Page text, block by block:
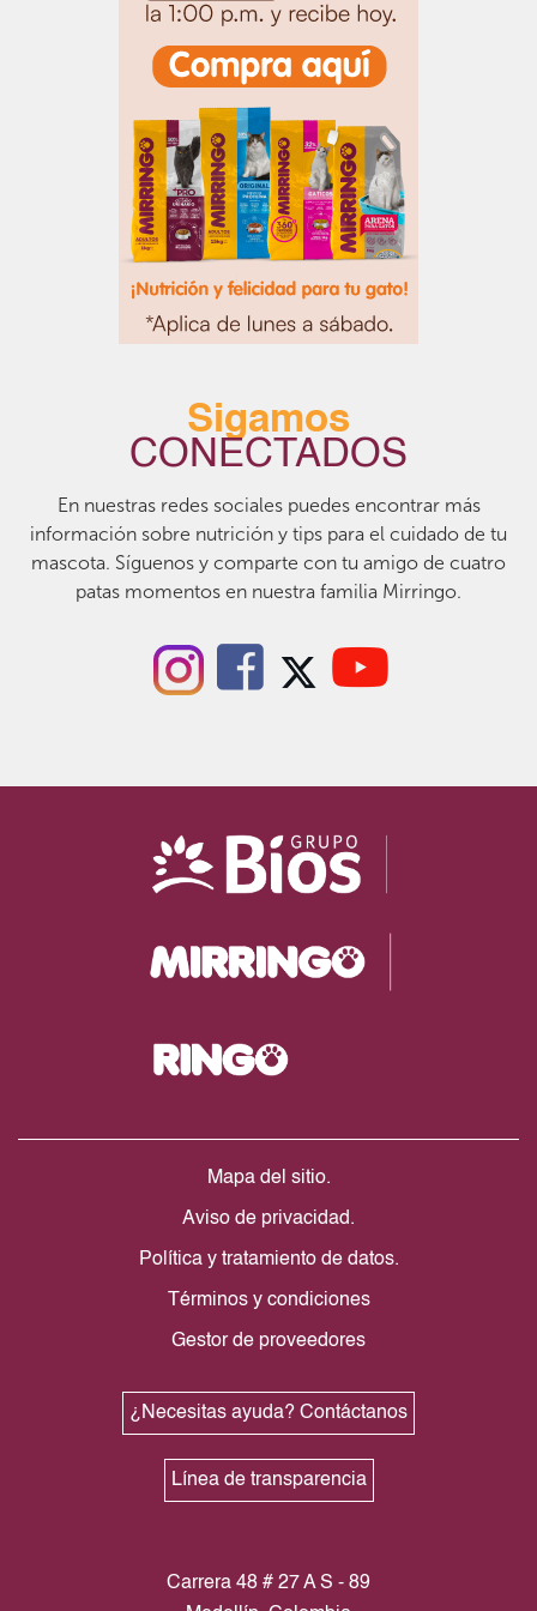
Sigamos
CONECTADOS
En nuestras redes sociales puedes encontrar más
información sobre nutrición y tips para el cuidado de tu
mascota. Síguenos y comparte con tu amigo de cuatro
patas momentos en nuestra familia Mirringo.
Mapa del sitio.
Aviso de privacidad.
Política y tratamiento de datos.
Términos y condiciones
Gestor de proveedores
¿Necesitas ayuda? Contáctanos
Línea de transparencia
Carrera 48 # 27 A S - 89